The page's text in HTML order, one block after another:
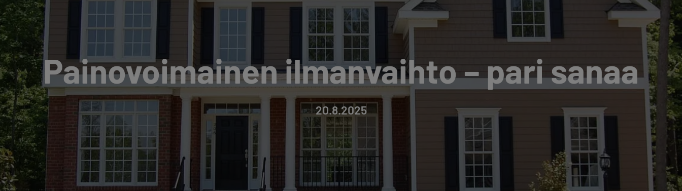
Painovoimainen ilmanvaihto – pari sanaa
20.8.2025